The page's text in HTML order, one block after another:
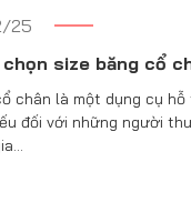
25
chọn size băng cổ
chân là một dụng cụ hỗ
đối với những người